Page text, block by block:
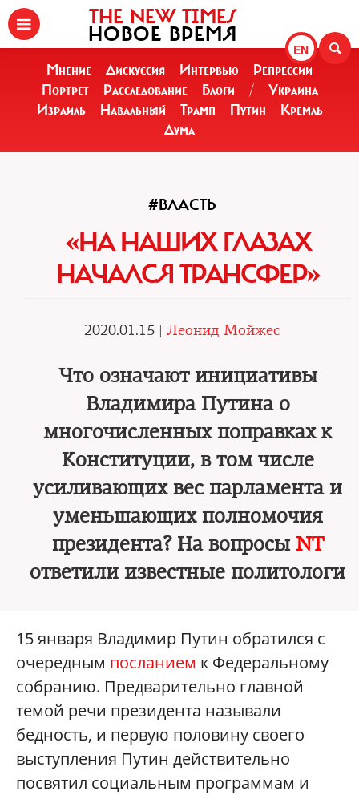
EN
THE NEW TIMES
НОВОЕ ВРЕМЯ
Мнение Дискуссия Интервью
Репрессии
Портрет
Расследование Блоги /
Украина
Израиль
Навальный Трамп Путин
Кремль
Дума
#ВЛАСТЬ
«НА НАШИХ ГЛАЗАХ
НАЧАЛСЯ ТРАНСФЕР»
2020.01.15 | Леонид Мойжес
Что означают инициативы
Владимира Путина о
многочисленных поправках к
Конституции, в том числе
усиливающих вес парламента и
уменьшающих полномочия
президента? На вопросы NT
ответили известные политологи
15 января Владимир Путин обратился с
очередным посланием к Федеральному
собранию. Предварительно главной
темой речи президента называли
бедность, и первую половину своего
выступления Путин действительно
посвятил социальным программам и